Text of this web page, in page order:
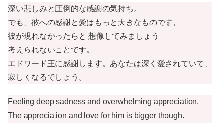
深い悲しみと圧倒的な感謝の気持ち。
でも、彼への感謝と愛はもっと大きなものです。
彼が現れなかったらと 想像してみましょう
考えられないことです。
エドワード王に感謝します。あなたは深く愛されていて、
寂しくなるでしょう。
Feeling deep sadness and overwhelming appreciation.
The appreciation and love for him is bigger though.